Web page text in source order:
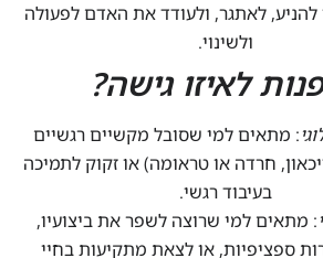
להניע, לאתגר, ולעודד את האדם לפעולה
ולשינוי.
לאיזו גישה?
: מתאים למי שסובל מקשיים רגשיים
חרדה או טראומה) או זקוק לתמיכה
בעיבוד רגשי.
: מתאים למי שרוצה לשפר את ביצועיו,
ספציפיות, או לצאת מתקיעות בחיי